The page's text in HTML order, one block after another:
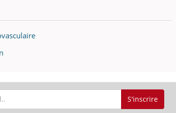
S'inscrire